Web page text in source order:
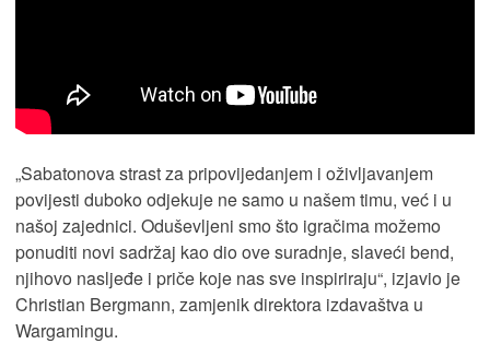
„Sabatonova strast za pripovijedanjem i oživljavanjem
povijesti duboko odjekuje ne samo u našem timu, već i u
našoj zajednici. Oduševljeni smo što igračima možemo
ponuditi novi sadržaj kao dio ove suradnje, slaveći bend,
njihovo nasljeđe i priče koje nas sve inspiriraju“, izjavio je
Christian Bergmann, zamjenik direktora izdavaštva u
Wargamingu.